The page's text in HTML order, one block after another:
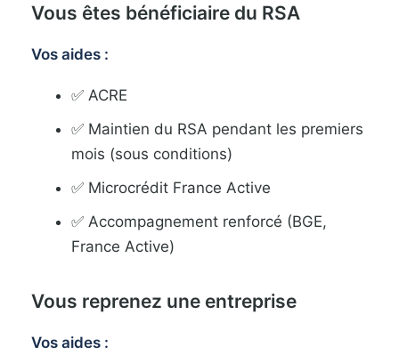
Vous êtes bénéficiaire du RSA
Vos aides :
✅ ACRE
✅ Maintien du RSA pendant les premiers
mois (sous conditions)
✅ Microcrédit France Active
✅ Accompagnement renforcé (BGE,
France Active)
Vous reprenez une entreprise
Vos aides :